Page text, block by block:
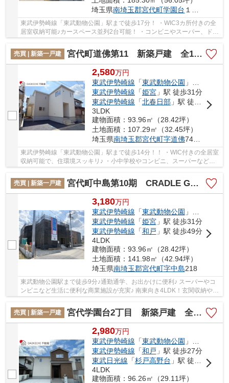
埼玉県南埼玉郡宮代町学園台 １丁目12-19
東武伊勢崎線「東武動物公園」駅まで徒歩17分！ ・WIC3カ所付きの全
居室収納可能♪カースペース並列2台可能！ ・コンビニやスーパー、ドラ
売買 | 新築一戸建
宮代町道佛第11 新築戸建 全1棟 1号棟
2,580万円
東武伊勢崎線 「東武動物公園 」駅 徒歩14分
東武伊勢崎線 「姫宮」駅 徒歩31分
東武伊勢崎線 「北春日部」駅 徒歩49分
3LDK
建物面積：93.96㎡（28.42坪）
土地面積：107.29㎡（32.45坪）
埼玉県南埼玉郡宮代町字道佛749-104
東武伊勢崎線「東武動物公園」駅まで徒歩14分！！ ・WIC付きの全居室
収納可能で、住環境スッキリ♪ ・小中学校やコンビニ、スーパーなどの
売買 | 新築一戸建
宮代町中島第10期 CRADLE GARDEN 新築戸建 全1棟 1号棟
3,180万円
東武伊勢崎線 「東武動物公園 」駅 徒歩9分
東武伊勢崎線 「姫宮」駅 徒歩31分
東武伊勢崎線 「和戸 」駅 徒歩49分
4LDK
建物面積：93.96㎡（28.42坪）
土地面積：141.98㎡（42.94坪）
埼玉県南埼玉郡宮代町字中島218
東武動物公園駅まで徒歩9分♪通勤通学、お出かけに便利♪ スーパーやコ
ンビニなど生活に便利な商業施設が充実♪ 南東向き4LDK！玄関収納や
売買 | 新築一戸建
宮代学園台2丁目 新築戸建 全1棟 1号棟
2,980万円
東武伊勢崎線 「東武動物公園 」駅 徒歩20分
東武伊勢崎線 「和戸 」駅 徒歩27分
東武日光線 「杉戸高野台 」駅 徒歩46分
4LDK
建物面積：96.26㎡（29.11坪）